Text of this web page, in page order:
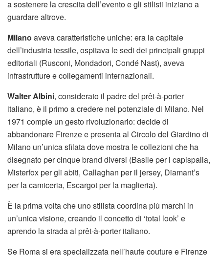
a sostenere la crescita dell’evento e gli stilisti iniziano a
guardare altrove.
Milano aveva caratteristiche uniche: era la capitale
dell’industria tessile, ospitava le sedi dei principali gruppi
editoriali (Rusconi, Mondadori, Condé Nast), aveva
infrastrutture e collegamenti internazionali.
Walter Albini, considerato il padre del prêt-à-porter
italiano, è il primo a credere nel potenziale di Milano. Nel
1971 compie un gesto rivoluzionario: decide di
abbandonare Firenze e presenta al Circolo del Giardino di
Milano un’unica sfilata dove mostra le collezioni che ha
disegnato per cinque brand diversi (Basile per i capispalla,
Misterfox per gli abiti, Callaghan per il jersey, Diamant’s
per la camiceria, Escargot per la maglieria).
È la prima volta che uno stilista coordina più marchi in
un’unica visione, creando il concetto di ‘total look’ e
aprendo la strada al prêt-à-porter italiano.
Se Roma si era specializzata nell’haute couture e Firenze